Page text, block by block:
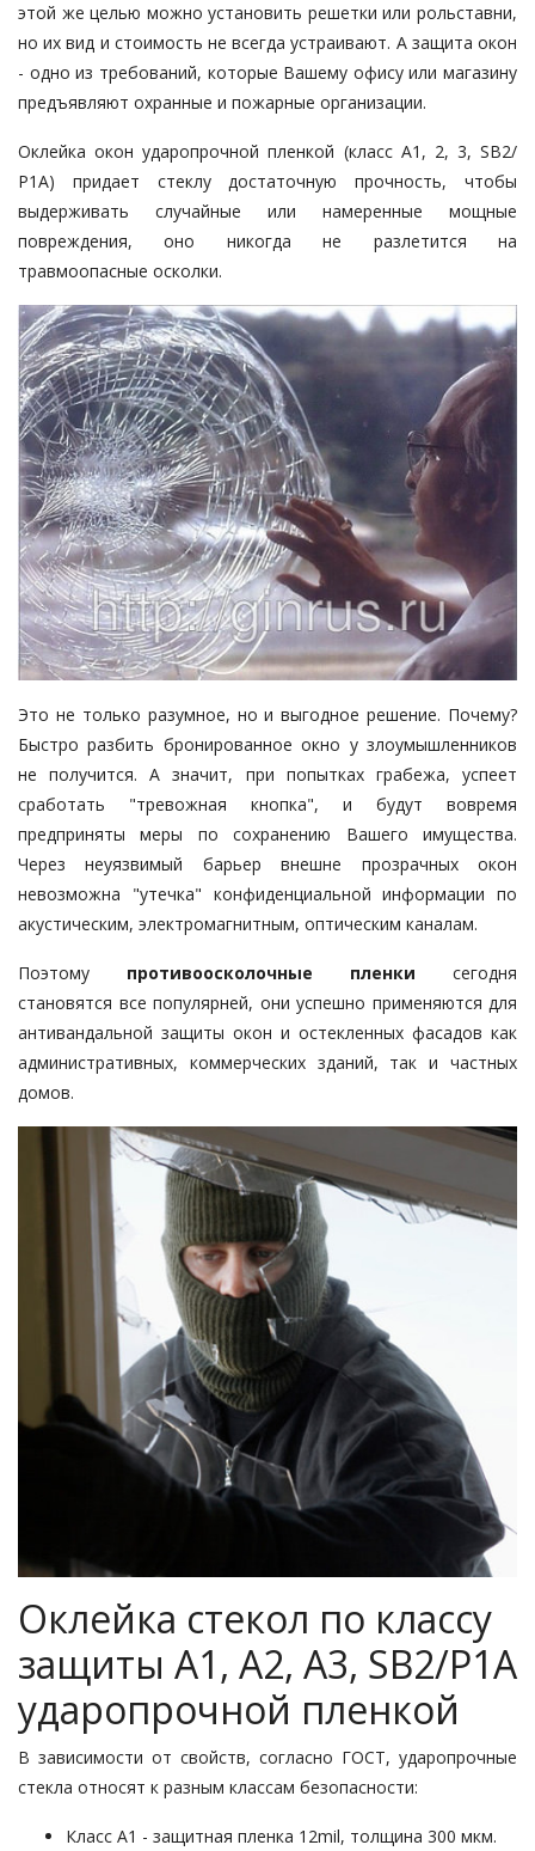
этой же целью можно установить решетки или рольставни,
но их вид и стоимость не всегда устраивают. А защита окон
- одно из требований, которые Вашему офису или магазину
предъявляют охранные и пожарные организации.
Оклейка окон ударопрочной пленкой (класс А1, 2, 3, SB2/
Р1А) придает стеклу достаточную прочность, чтобы
выдерживать случайные или намеренные мощные
повреждения, оно никогда не разлетится на
травмоопасные осколки.
Это не только разумное, но и выгодное решение. Почему?
Быстро разбить бронированное окно у злоумышленников
не получится. А значит, при попытках грабежа, успеет
сработать "тревожная кнопка", и будут вовремя
предприняты меры по сохранению Вашего имущества.
Через неуязвимый барьер внешне прозрачных окон
невозможна "утечка" конфиденциальной информации по
акустическим, электромагнитным, оптическим каналам.
Поэтому противоосколочные пленки сегодня
становятся все популярней, они успешно применяются для
антивандальной защиты окон и остекленных фасадов как
административных, коммерческих зданий, так и частных
домов.
Оклейка стекол по классу
защиты А1, А2, А3, SB2/Р1А
ударопрочной пленкой
В зависимости от свойств, согласно ГОСТ, ударопрочные
стекла относят к разным классам безопасности:
Класс А1 - защитная пленка 12mil, толщина 300 мкм.